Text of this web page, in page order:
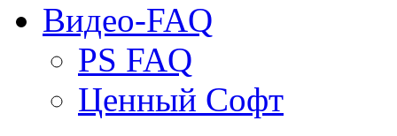
Видео-FAQ
PS FAQ
Ценный Софт